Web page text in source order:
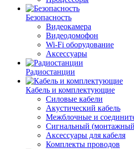
Безопасность
Видеокамера
Видеодомофон
Wi-Fi оборудование
Аксессуары
Радиостанции
Кабель и комплектующие
Силовые кабели
Акустический кабель
Межблочные и
Сигнальный
Аксессуары для кабеля
Комплекты проводов